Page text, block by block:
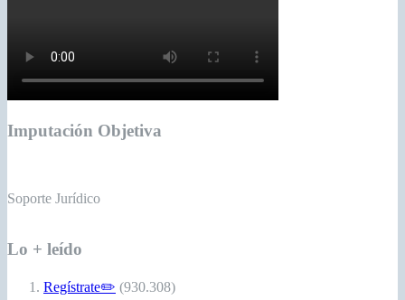
Imputación Objetiva
Soporte Jurídico
Lo + leído
Regístrate✏️ (930.308)